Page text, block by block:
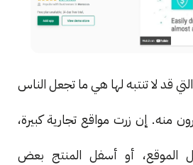
قد لا تنتبه لها هي ما تجعل الناس
منه. إن زرت مواقع تجارية كبيرة،
الموقع، أو أسفل المنتج بعض